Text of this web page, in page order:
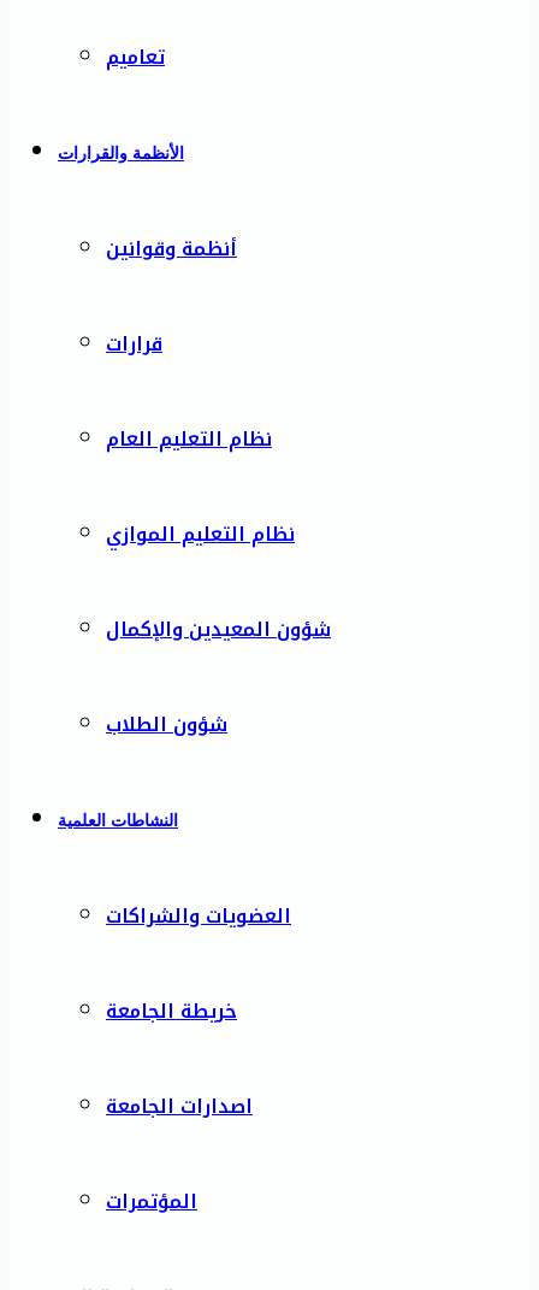
تعاميم
الأنظمة والقرارات
أنظمة وقوانين
قرارات
نظام التعليم العام
نظام التعليم الموازي
شؤون المعيدين والإكمال
شؤون الطلاب
النشاطات العلمية
العضويات والشراكات
خريطة الجامعة
اصدارات الجامعة
المؤتمرات